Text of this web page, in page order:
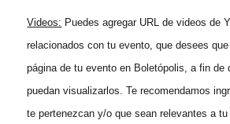
Videos: Puedes agregar URL de videos de
relacionados con tu evento, que desees
página de tu evento en Boletópolis, a fin de
puedan visualizarlos. Te recomendamos
te pertenezcan y/o que sean relevantes a tu